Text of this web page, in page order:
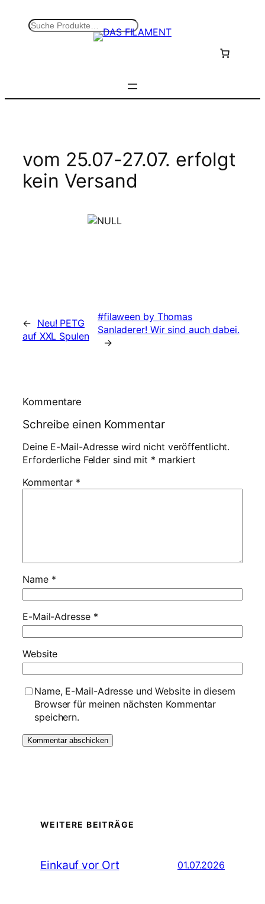
S
vom 25.07-27.07. erfolgt
kein Versand
← Neu! PETG
auf XXL Spulen
#filaween by Thomas
Sanladerer! Wir sind auch dabei.
→
Kommentare
Schreibe einen Kommentar
Deine E-Mail-Adresse wird nicht veröffentlicht.
Erforderliche Felder sind mit * markiert
Kommentar *
Name *
E-Mail-Adresse *
Website
Name, E-Mail-Adresse und Website in diesem
Browser für meinen nächsten Kommentar
speichern.
WEITERE BEITRÄGE
Einkauf vor Ort 01.07.2026